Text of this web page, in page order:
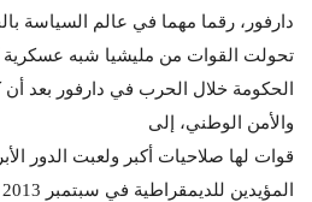
دارفور، رقما مهما في عالم السياسة
تحولت القوات من مليشيا شبه عسكرية
الحكومة خلال الحرب في دارفور بعد أن
والأمن الوطني، إلى
قوات لها صلاحيات أكبر ولعبت الدور